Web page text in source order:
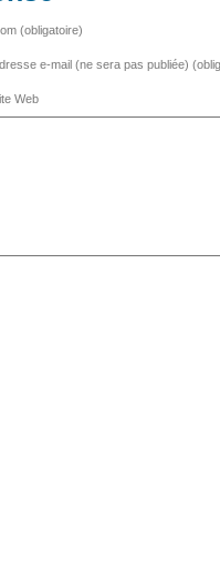
(obligatoire)
e-mail (ne sera pas publiée)
Web